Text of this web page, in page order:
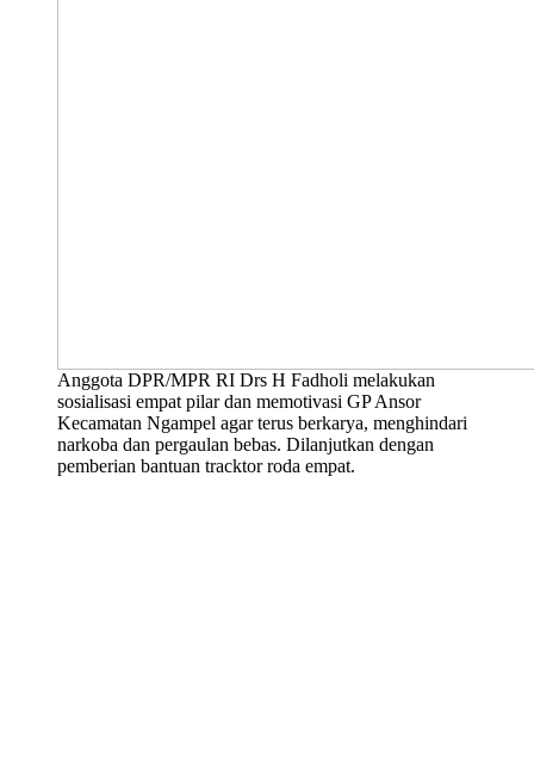
Anggota DPR/MPR RI Drs H Fadholi melakukan
sosialisasi empat pilar dan memotivasi GP Ansor
Kecamatan Ngampel agar terus berkarya, menghindari
narkoba dan pergaulan bebas. Dilanjutkan dengan
pemberian bantuan tracktor roda empat.